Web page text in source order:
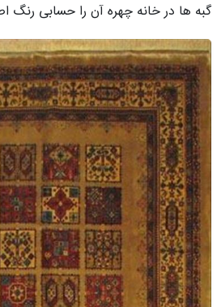
گبه ها در خانه چهره آن را حسابی